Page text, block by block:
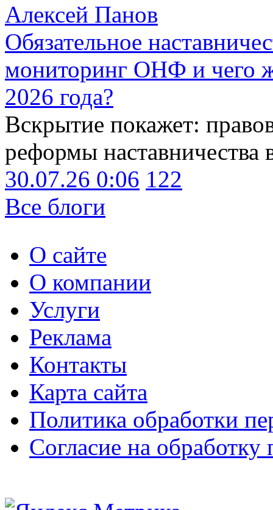
Алексей Панов
Обязательное
мониторинг ОНФ и чего
2026 года?
Вскрытие покажет:
реформы наставничества
30.07.26 0:06 122
Все блоги
О сайте
О компании
Услуги
Реклама
Контакты
Карта сайта
Политика обработки
Согласие на